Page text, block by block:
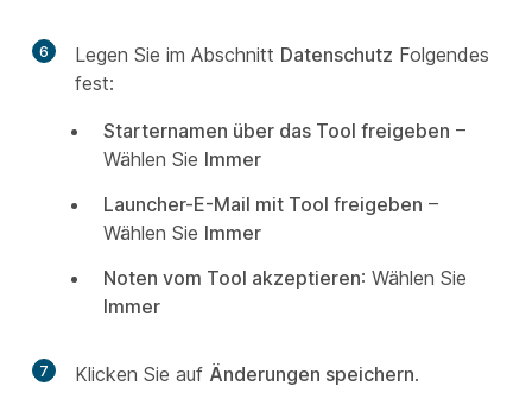
6 Legen Sie im Abschnitt Datenschutz Folgendes
fest:
Starternamen über das Tool freigeben –
Wählen Sie Immer
Launcher-E-Mail mit Tool freigeben –
Wählen Sie Immer
Noten vom Tool akzeptieren: Wählen Sie
Immer
7 Klicken Sie auf Änderungen speichern.